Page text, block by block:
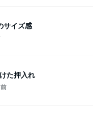
サイズ感
た押入れ